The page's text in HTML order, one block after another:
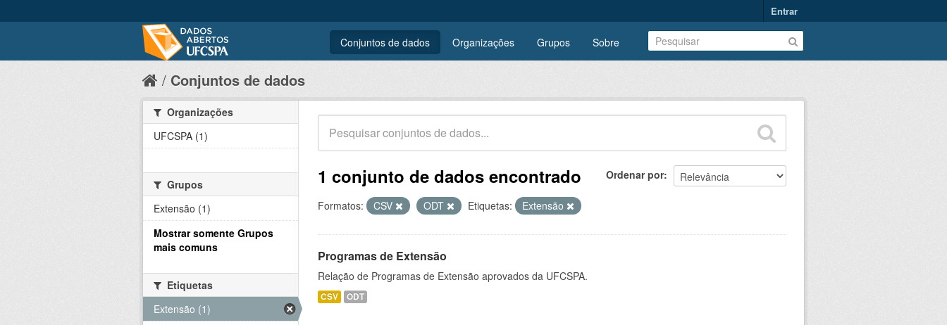
Entrar
Conjuntos de dados Organizações Grupos Sobre
Conjuntos de dados
Ordenar por
1 conjunto de dados encontrado
Formatos: CSV ODT Etiquetas: Extensão
Programas de Extensão
Relação de Programas de Extensão aprovados da UFCSPA.
CSV ODT
Organizações
UFCSPA (1)
Grupos
Extensão (1)
Mostrar somente Grupos
mais comuns
Etiquetas
Extensão (1)